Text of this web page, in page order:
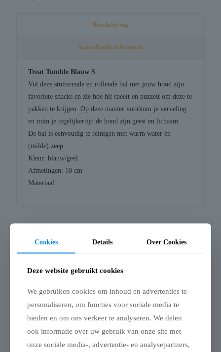
Beschrijving
Aanvullende informatie
Treat Tumble Blauw S
Vul deze stuiterende en rollende bal met jouw hond zijn
favoriete snacks en zie hoe hij speelt en puzzelt om deze te
pakken te krijgen. Op deze manier voorkom je verveling
en train je tegelijkertijd de hond zijn geest en lichaam.
De bal is eenvoudig te reinigen met warm water en
(milde) zeep.
Kleur: blauw/geel
Afmetingen: 10 cm
Materiaal:
Gerelateerde producten
Uitverkocht
Cookies Details Over Cookies
Deze website gebruikt cookies
We gebruiken cookies om inhoud en advertenties te
personaliseren, om functies voor sociale media te
bieden en om ons verkeer te analyseren. We delen
ook informatie over uw gebruik van onze site met
onze sociale media-, advertentie- en analysepartners,